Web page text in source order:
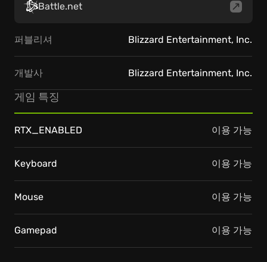
Battle.net
퍼블리셔 Blizzard Entertainment, Inc.
개발사 Blizzard Entertainment, Inc.
게임 특징
RTX_ENABLED 이용 가능
Keyboard 이용 가능
Mouse 이용 가능
Gamepad 이용 가능